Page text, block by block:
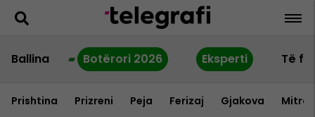
Ballina Botërori 2026 Eksperti Të
Prishtina Prizreni Peja Ferizaj Gjakova